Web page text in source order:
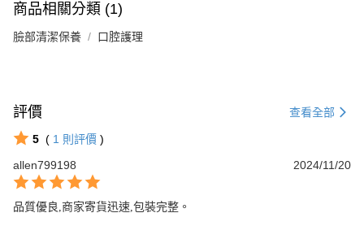
商品相關分類 (1)
臉部清潔保養 口腔護理
評價 查看全部
5 ( 1 則評價 )
allen799198
2024/11/20
品質優良,商家寄貨迅速,包裝完整。